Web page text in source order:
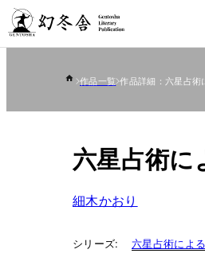
作品一覧 作品詳細：六星占術
六星占術に
細木かおり
シリーズ: 六星占術によ